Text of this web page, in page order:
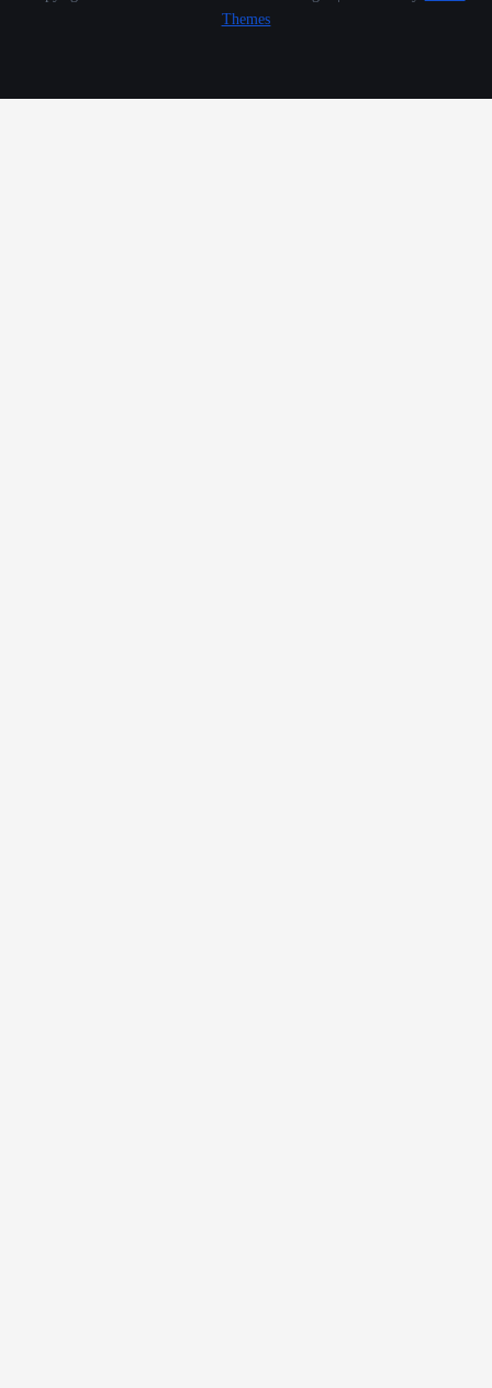
Themes